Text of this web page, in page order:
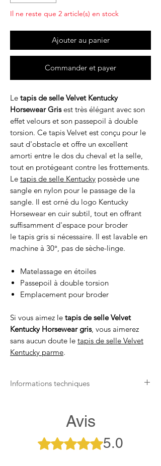
Il ne reste que 2 article(s) en stock
Ajouter au panier
Commander et payer
Le tapis de selle Velvet Kentucky
Horsewear Grisest très élégant avec son
effet velours et son passepoil à double
torsion. Ce tapis Velvet est conçu pour le
saut d'obstacle et offre un excellent
amorti entre le dos du cheval et la selle,
tout en protégeant contre les frottements.
Le tapis de selle Kentucky possède une
sangle en nylon pour le passage de la
sangle. Il est orné du logo Kentucky
Horsewear en cuir subtil, tout en offrant
suffisamment d'espace pour broder
le tapis gris si nécessaire. Il est lavable en
machine à 30°, pas de sèche-linge.
Matelassage en étoiles
Passepoil à double torsion
Emplacement pour broder
Si vous aimez le tapis de selle Velvet
Kentucky Horsewear gris, vous aimerez
sans aucun doute le tapis de selle Velvet
Kentucky parme.
Informations techniques
Les tapis de selle Velvet Kentucky
Horsewear Gris sont respirants et laissent
passer l’air à travers les tissus afin que le
cheval ne soit pas surchauffé par ses
Avis
Noté 5 sur 5. 5.0